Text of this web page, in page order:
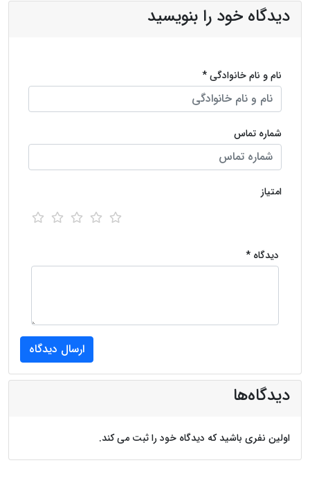
دیدگاه خود را بنویسید
نام و نام خانوادگی *
شماره تماس
امتیاز
دیدگاه *
دیدگاه‌ها
اولین نفری باشید که دیدگاه خود را ثبت می کند.